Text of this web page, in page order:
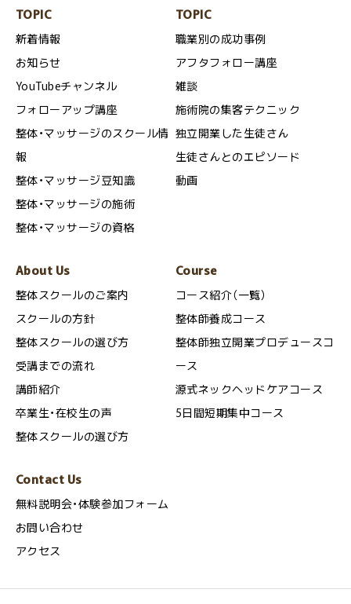
TOPIC
新着情報
お知らせ
YouTubeチャンネル
フォローアップ講座
整体・マッサージのスクール情
報
整体・マッサージ豆知識
整体・マッサージの施術
整体・マッサージの資格
TOPIC
職業別の成功事例
アフタフォロー講座
雑談
施術院の集客テクニック
独立開業した生徒さん
生徒さんとのエピソード
動画
About Us
整体スクールのご案内
スクールの方針
整体スクールの選び方
受講までの流れ
講師紹介
卒業生・在校生の声
整体スクールの選び方
Course
コース紹介（一覧）
整体師養成コース
整体師独立開業プロデュースコ
ース
源式ネックヘッドケアコース
5日間短期集中コース
Contact Us
無料説明会・体験参加フォーム
お問い合わせ
アクセス